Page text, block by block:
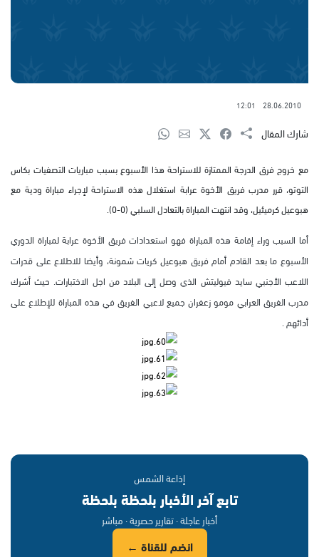
28.06.2010
12:01
شارك المقال
مع خروج فرق الدرجة الممتازة للاستراحة هذا الأسبوع بسبب مباريات التصفيات بكاس
التوتو، قرر مدرب فريق الأخوة عرابة استغلال هذه الاستراحة لإجراء مباراة ودية مع
هبوعيل كرميئيل، وقد انتهت المباراة بالتعادل السلبي (0-0).
أما السبب وراء إقامة هذه المباراة فهو استعدادات فريق الأخوة عرابة لمباراة الدوري
الأسبوع ما بعد القادم أمام فريق هبوعيل كريات شمونة، وأيضا للاطلاع على قدرات
اللاعب الأجنبي سايد فيوليتش الذي وصل إلى البلاد من اجل الاختبارات. حيث أشرك
مدرب الفريق العرابي مومو زعفران جميع لاعبي الفريق في هذه المباراة للإطلاع على
أدائهم .
إذاعة الشمس
تابع آخر الأخبار بلحظة بلحظة
أخبار عاجلة · تقارير حصرية · مباشر
انضم للقناة ←